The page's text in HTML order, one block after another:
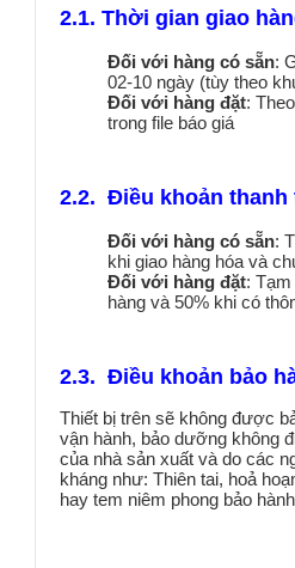
2.1. Thời gian giao
Đối với hàng có sẵn:
02-10 ngày (tùy theo
Đối với hàng đặt:
trong file báo giá
2.2. Điều khoản thanh
Đối với hàng có sẵn:
khi giao hàng hóa và
Đối với hàng đặt:
hàng và 50% khi có
2.3. Điều khoản bảo
Thiết bị trên sẽ không được
vận hành, bảo dưỡng không
của nhà sản xuất và do các
kháng như: Thiên tai, hoả
hay tem niêm phong bảo